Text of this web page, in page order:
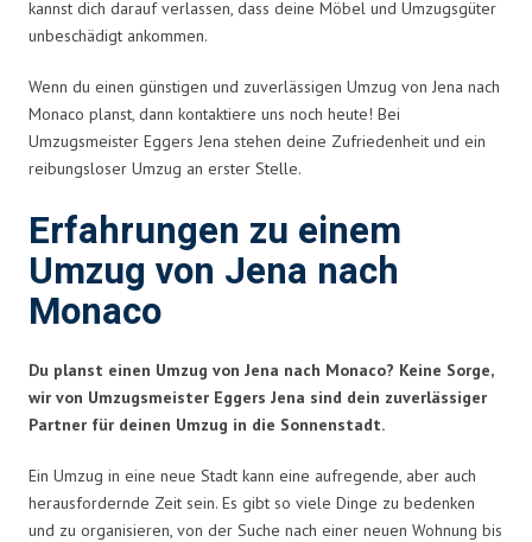
kannst dich darauf verlassen, dass deine Möbel und Umzugsgüter
unbeschädigt ankommen.
Wenn du einen günstigen und zuverlässigen Umzug von Jena nach
Monaco planst, dann kontaktiere uns noch heute! Bei
Umzugsmeister Eggers Jena stehen deine Zufriedenheit und ein
reibungsloser Umzug an erster Stelle.
Erfahrungen zu einem
Umzug von Jena nach
Monaco
Du planst einen Umzug von Jena nach Monaco? Keine Sorge,
wir von Umzugsmeister Eggers Jena sind dein zuverlässiger
Partner für deinen Umzug in die Sonnenstadt.
Ein Umzug in eine neue Stadt kann eine aufregende, aber auch
herausfordernde Zeit sein. Es gibt so viele Dinge zu bedenken
und zu organisieren, von der Suche nach einer neuen Wohnung bis